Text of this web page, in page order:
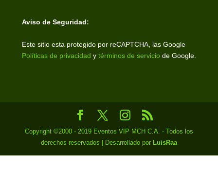
Aviso de Seguridad:
Este sitio esta protegido por reCAPTCHA, las Google
Políticas de privacidad y términos de servicio de Google.
Copyright ©2000 - 2019 Eventos VIP MCH C.A. - Todos los
derechos reservados | Desarrollado por LuisRaa